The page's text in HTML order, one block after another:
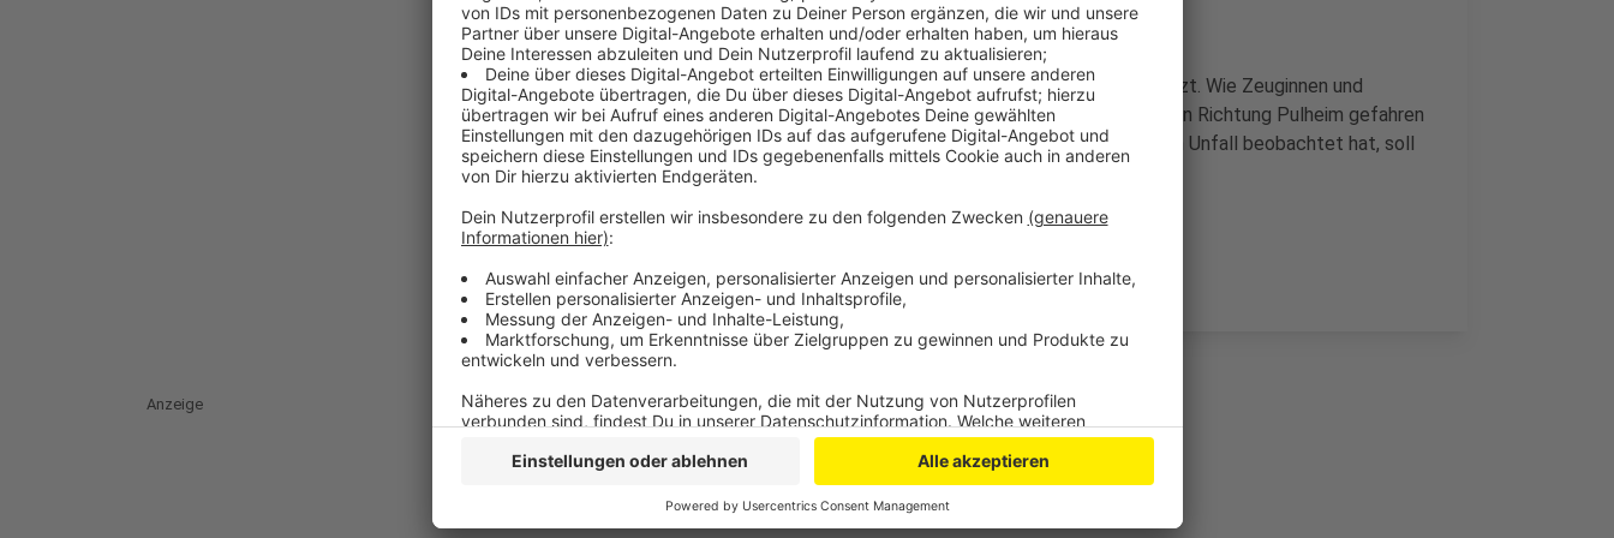
Der Mann ist gestürzt und hat sich laut Polizei dabei leicht verletzt. Wie Zeuginnen und
Zeugen berichten, soll der Autofahrer mit hoher Geschwindigkeit in Richtung Pulheim gefahren
sein, ohne sich um den verletzten Radfahrer zu kümmern. Wer den Unfall beobachtet hat, soll
sich bei der Polizei melden.
Anzeige
Anzeige